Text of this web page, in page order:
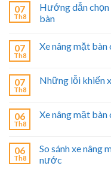
07
Th8
Hướng dẫn chọn
bàn
07
Th8
Xe nâng mặt bàn
07
Th8
Những lỗi khiến
06
Th8
Xe nâng mặt bàn
06
Th8
So sánh xe nâng
nước